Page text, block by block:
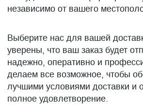
независимо от вашего
Выберите нас для вашей
уверены, что ваш заказ будет
надежно, оперативно и
делаем все возможное, чтобы
лучшими условиями доставки и
полное удовлетворение.